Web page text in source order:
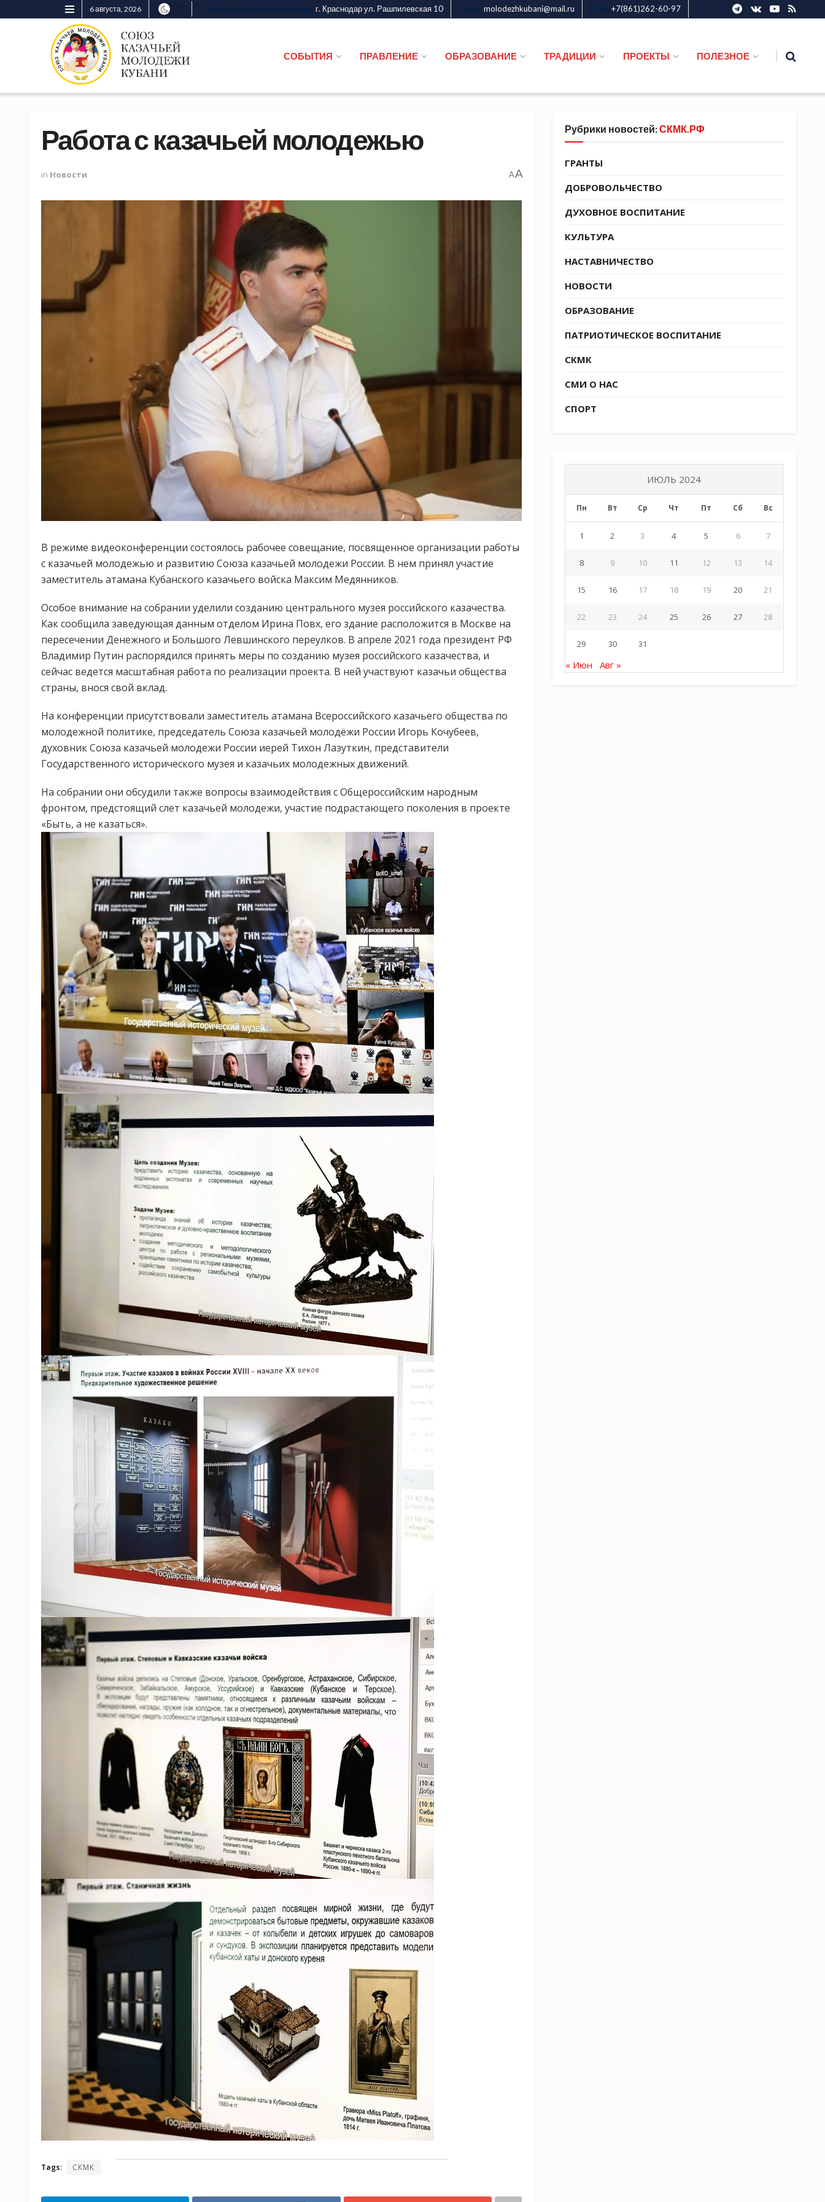
6 августа, 2026 г. Краснодар ул. Рашпилевская 10 molodezhkubani@mail.ru +7(861)262-60-97
СОБЫТИЯ ПРАВЛЕНИЕ ОБРАЗОВАНИЕ ТРАДИЦИИ ПРОЕКТЫ ПОЛЕЗНОЕ
Работа с казачьей молодежью
in Новости AA
В режиме видеоконференции состоялось рабочее совещание, посвященное организации работы
с казачьей молодежью и развитию Союза казачьей молодежи России. В нем принял участие
заместитель атамана Кубанского казачьего войска Максим Медянников.
Особое внимание на собрании уделили созданию центрального музея российского казачества.
Как сообщила заведующая данным отделом Ирина Повх, его здание расположится в Москве на
пересечении Денежного и Большого Левшинского переулков. В апреле 2021 года президент РФ
Владимир Путин распорядился принять меры по созданию музея российского казачества, и
сейчас ведется масштабная работа по реализации проекта. В ней участвуют казачьи общества
страны, внося свой вклад.
На конференции присутствовали заместитель атамана Всероссийского казачьего общества по
молодежной политике, председатель Союза казачьей молодёжи России Игорь Кочубеев,
духовник Союза казачьей молодежи России иерей Тихон Лазуткин, представители
Государственного исторического музея и казачьих молодежных движений.
На собрании они обсудили также вопросы взаимодействия с Общероссийским народным
фронтом, предстоящий слет казачьей молодежи, участие подрастающего поколения в проекте
«Быть, а не казаться».
Tags: СКМК
Рубрики новостей:СКМК.РФ
ГРАНТЫ
ДОБРОВОЛЬЧЕСТВО
ДУХОВНОЕ ВОСПИТАНИЕ
КУЛЬТУРА
НАСТАВНИЧЕСТВО
НОВОСТИ
ОБРАЗОВАНИЕ
ПАТРИОТИЧЕСКОЕ ВОСПИТАНИЕ
СКМК
СМИ О НАС
СПОРТ
ИЮЛЬ 2024
Пн Вт Ср Чт Пт Сб Вс
1 2 3 4 5 6 7
8 9 10 11 12 13 14
15 16 17 18 19 20 21
22 23 24 25 26 27 28
29 30 31
« Июн Авг »